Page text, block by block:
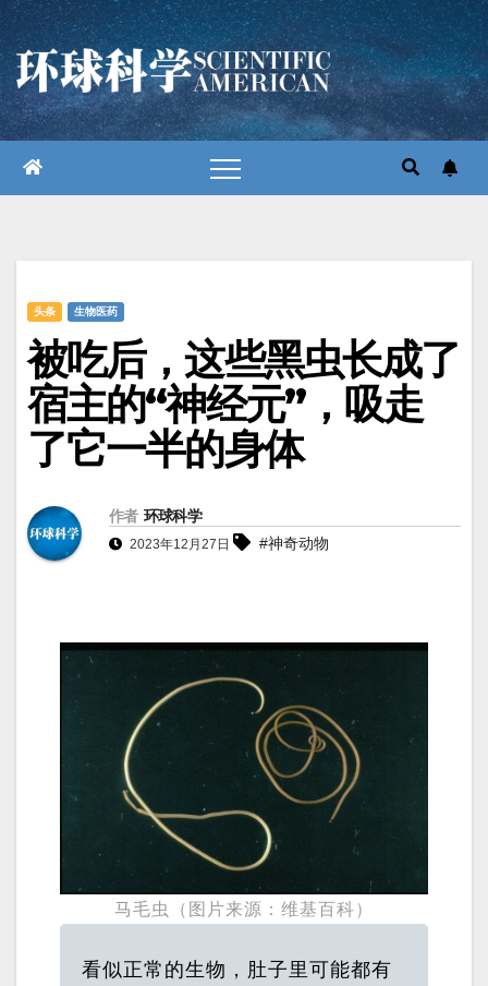
跳
至
内
容
头条 生物医药
被吃后，这些黑虫长成了
宿主的“神经元”，吸走
了它一半的身体
作者 环球科学
2023年12月27日 #神奇动物
马毛虫（图片来源：维基百科）
看似正常的生物，肚子里可能都有